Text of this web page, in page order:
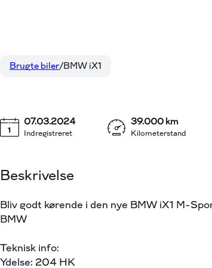
eDrive20 EL M-Sport 204HK 5d Aut.
Brugte biler BMW iX1
Indregistreret
07.03.2024
Kilometerstand
39.000 km
Beskrivelse
Bliv godt kørende i den nye BMW iX1 M-
BMW
Teknisk info:
Ydelse: 204 HK